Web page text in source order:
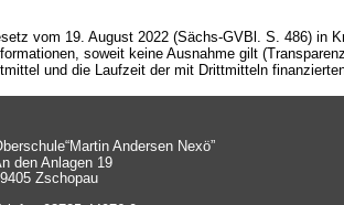
Andersen Nexö”
den Anlagen 19
Zschopau